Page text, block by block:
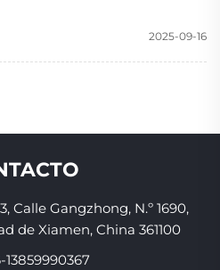
2025-09-16
Calle Gangzhong, N.º 1690,
de Xiamen, China 361100
13859990367